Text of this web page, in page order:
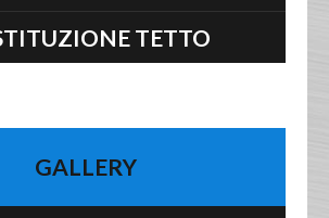
TETTO
GALLERY